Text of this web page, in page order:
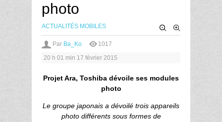
photo
ACTUALITÉS MOBILES
Par Ba_Ko
1017
20 h 01 min 17 février 2015
Projet Ara, Toshiba dévoile ses modules
photo
Le groupe japonais a dévoilé trois appareils
photo différents sous formes de